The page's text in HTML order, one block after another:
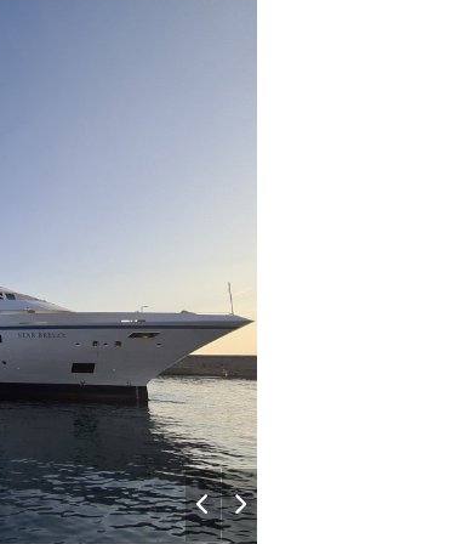
– –
07:00 17:00
–
– –